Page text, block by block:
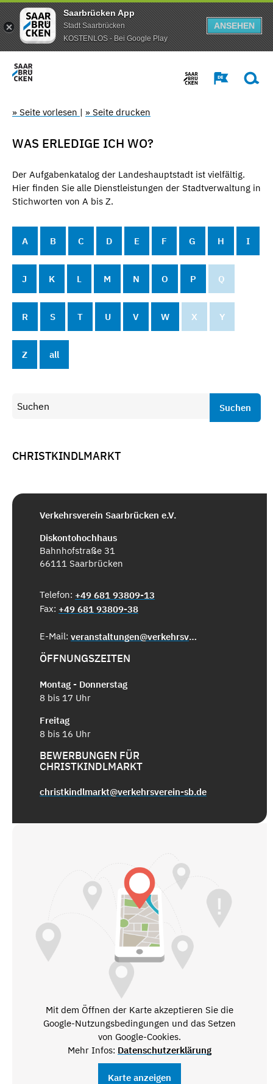
Saarbrücken App
Stadt Saarbrücken
KOSTENLOS - Bei Google Play
ANSEHEN
» Seite vorlesen | » Seite drucken
WAS ERLEDIGE ICH WO?
Der Aufgabenkatalog der Landeshauptstadt ist vielfältig.
Hier finden Sie alle Dienstleistungen der Stadtverwaltung in
Stichworten von A bis Z.
A B C D E F G H I
J K L M N O P Q
R S T U V W X Y
Z all
Suchen
CHRISTKINDLMARKT
Verkehrsverein Saarbrücken e.V.
Diskontohochhaus
Bahnhofstraße 31
66111 Saarbrücken
Telefon: +49 681 93809-13
Fax: +49 681 93809-38
E-Mail: veranstaltungen@verkehrsverein-sb.de
ÖFFNUNGSZEITEN
Montag - Donnerstag
8 bis 17 Uhr
Freitag
8 bis 16 Uhr
BEWERBUNGEN FÜR
CHRISTKINDLMARKT
christkindlmarkt@verkehrsverein-sb.de
Mit dem Öffnen der Karte akzeptieren Sie die
Google-Nutzungsbedingungen und das Setzen
von Google-Cookies.
Mehr Infos: Datenschutzerklärung
Karte anzeigen